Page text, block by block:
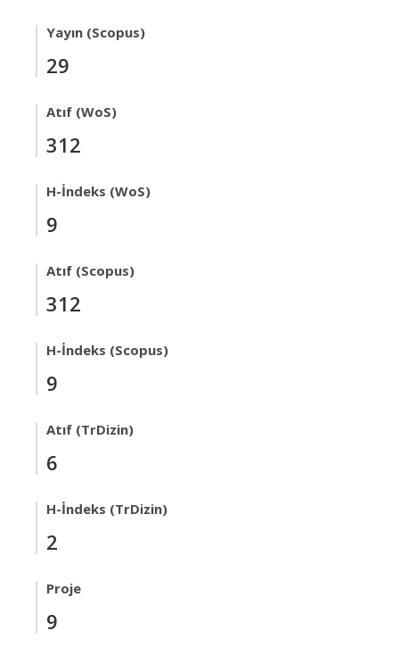
Yayın (Scopus)
29
Atıf (WoS)
312
H-İndeks (WoS)
9
Atıf (Scopus)
312
H-İndeks (Scopus)
9
Atıf (TrDizin)
6
H-İndeks (TrDizin)
2
Proje
9